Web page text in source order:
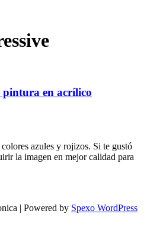
en acrílico
azules y rojizos. Si te gustó
la imagen en mejor calidad para
| Powered by Spexo WordPress